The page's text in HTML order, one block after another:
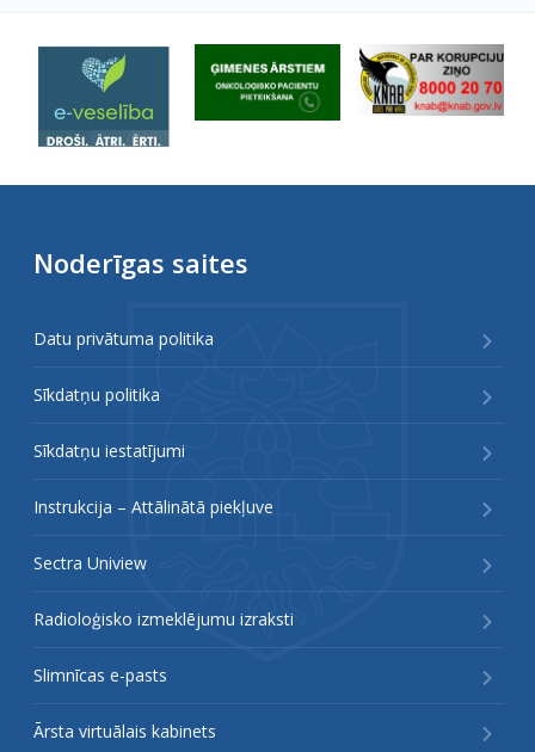
Noderīgas saites
Datu privātuma politika
Sīkdatņu politika
Sīkdatņu iestatījumi
Instrukcija – Attālinātā piekļuve
Sectra Uniview
Radioloģisko izmeklējumu izraksti
Slimnīcas e-pasts
Ārsta virtuālais kabinets